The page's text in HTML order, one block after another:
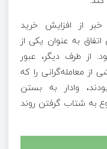
از افزایش خرید
به عنوان یکی از
از طرف دیگر، عبور
دلار، بخشی از معامله‌گرانی را که
وادار به بستن
به شتاب گرفتن روند